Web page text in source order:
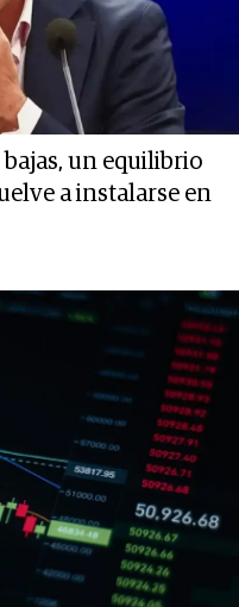
un equilibrio
a instalarse en